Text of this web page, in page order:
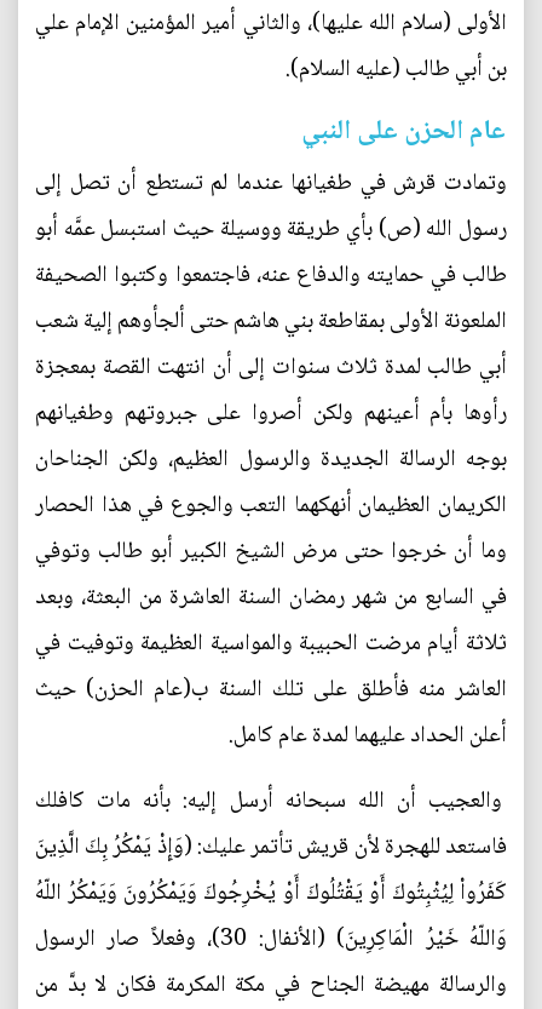
الأولى (سلام الله عليها)، والثاني أمير المؤمنين الإمام علي
بن أبي طالب (عليه السلام).
عام الحزن على النبي
وتمادت قرش في طغيانها عندما لم تستطع أن تصل إلى
رسول الله (ص) بأي طريقة ووسيلة حيث استبسل عمَّه أبو
طالب في حمايته والدفاع عنه، فاجتمعوا وكتبوا الصحيفة
الملعونة الأولى بمقاطعة بني هاشم حتى ألجأوهم إلية شعب
أبي طالب لمدة ثلاث سنوات إلى أن انتهت القصة بمعجزة
رأوها بأم أعينهم ولكن أصروا على جبروتهم وطغيانهم
بوجه الرسالة الجديدة والرسول العظيم، ولكن الجناحان
الكريمان العظيمان أنهكهما التعب والجوع في هذا الحصار
وما أن خرجوا حتى مرض الشيخ الكبير أبو طالب وتوفي
في السابع من شهر رمضان السنة العاشرة من البعثة، وبعد
ثلاثة أيام مرضت الحبيبة والمواسية العظيمة وتوفيت في
العاشر منه فأطلق على تلك السنة ب(عام الحزن) حيث
أعلن الحداد عليهما لمدة عام كامل.
والعجيب أن الله سبحانه أرسل إليه: بأنه مات كافلك
فاستعد للهجرة لأن قريش تأتمر عليك: (وَإِذْ يَمْكُرُ بِكَ الَّذِينَ
كَفَرُواْ لِيُثْبِتُوكَ أَوْ يَقْتُلُوكَ أَوْ يُخْرِجُوكَ وَيَمْكُرُونَ وَيَمْكُرُ اللّهُ
وَاللّهُ خَيْرُ الْمَاكِرِينَ) (الأنفال: 30)، وفعلاً صار الرسول
والرسالة مهيضة الجناح في مكة المكرمة فكان لا بدَّ من